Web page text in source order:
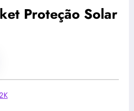
Proteção Solar